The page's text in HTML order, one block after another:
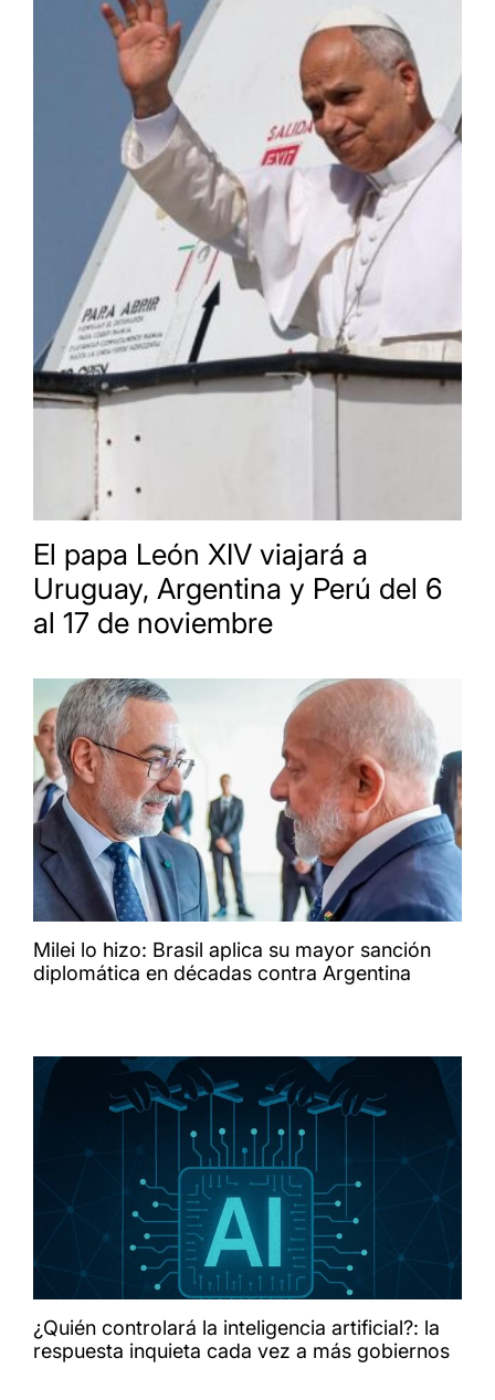
El papa León XIV viajará a
Uruguay, Argentina y Perú del 6
al 17 de noviembre
Milei lo hizo: Brasil aplica su mayor sanción
diplomática en décadas contra Argentina
¿Quién controlará la inteligencia artificial?: la
respuesta inquieta cada vez a más gobiernos